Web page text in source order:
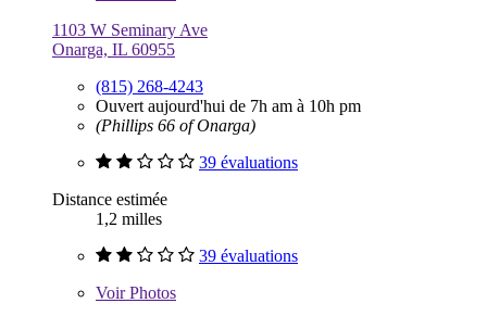
1103 W Seminary Ave
Onarga, IL 60955
(815) 268-4243
Ouvert aujourd'hui de 7h am à 10h pm
(Phillips 66 of Onarga)
39 évaluations
Distance estimée
1,2 milles
39 évaluations
VoirPhotos